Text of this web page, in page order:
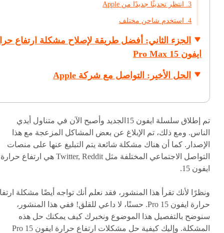
3. انتظر تحديثًا جديدًا من Apple
4. استخدم شاحن مختلف
الجزء الثاني: أفضل طريقة لإصلاح مشكلة ارتفاع
ايفون 15 Pro Max
الحل الأخير: التواصل مع شركة Apple
تم إطلاق سلسلة ايفون 15الجديد وأصبح الآن في متناول أيدي
الناس. ومع ذلك، تم الإبلاغ عن بعض المشاكل المزعجة مع هذا
الإصدار. كما أن هناك مشكلة شائعة يتم التبليغ عنها على منصات
التواصل الاجتماعي المختلفة مثل Twitter, Reddit هي ارتفاع حرارة
ايفون 15.
ونظرًا لأنك تقرأ هذا المنشور، فقد نعلم أنك تواجه أيضًا مشكلة
حرارة ايفون 15 Pro. حسنًا، لا داعي للقلق! ففي هذا المنشور،
سنوضح بالتفصيل هذا الموضوع ونخبرك كيف يمكنك حل هذه
المشكلة. وإليك كيفية حل مشكلات ارتفاع حرارة ايفون 15 Pro